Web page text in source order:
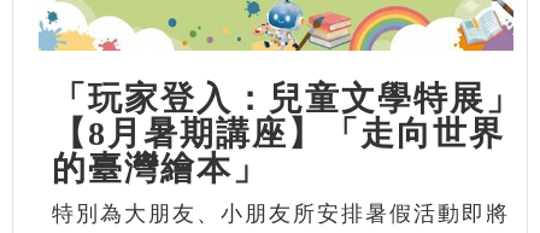
「玩家登入：兒童文學特展」
【8月暑期講座】「走向世界
的臺灣繪本」
特別為大朋友、小朋友所安排暑假活動即將